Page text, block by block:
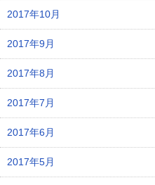
2017年10月
2017年9月
2017年8月
2017年7月
2017年6月
2017年5月